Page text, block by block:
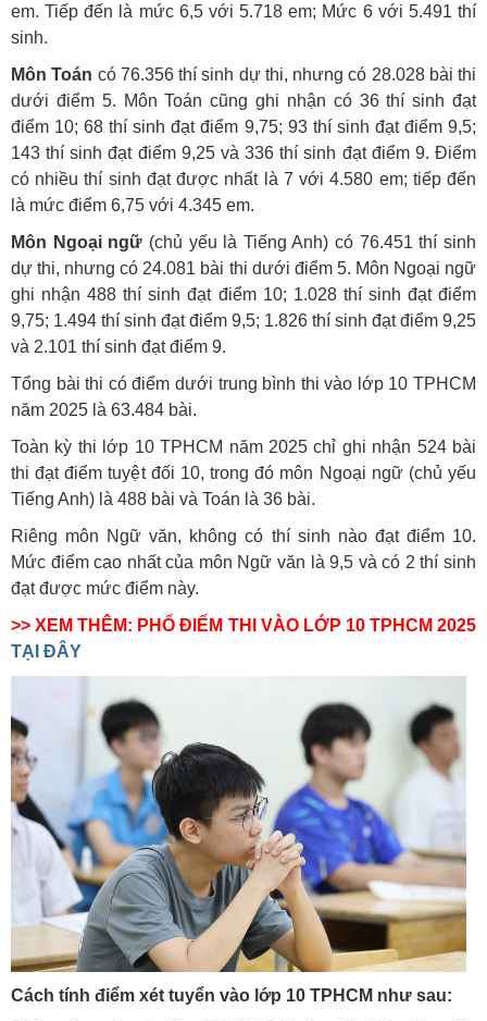
em. Tiếp đến là mức 6,5 với 5.718 em; Mức 6 với 5.491 thí
sinh.
Môn Toán có 76.356 thí sinh dự thi, nhưng có 28.028 bài thi
dưới điểm 5. Môn Toán cũng ghi nhận có 36 thí sinh đạt
điểm 10; 68 thí sinh đạt điểm 9,75; 93 thí sinh đạt điểm 9,5;
143 thí sinh đạt điểm 9,25 và 336 thí sinh đạt điểm 9. Điểm
có nhiều thí sinh đạt được nhất là 7 với 4.580 em; tiếp đến
là mức điểm 6,75 với 4.345 em.
Môn Ngoại ngữ (chủ yếu là Tiếng Anh) có 76.451 thí sinh
dự thi, nhưng có 24.081 bài thi dưới điểm 5. Môn Ngoại ngữ
ghi nhận 488 thí sinh đạt điểm 10; 1.028 thí sinh đạt điểm
9,75; 1.494 thí sinh đạt điểm 9,5; 1.826 thí sinh đạt điểm 9,25
và 2.101 thí sinh đạt điểm 9.
Tổng bài thi có điểm dưới trung bình thi vào lớp 10 TPHCM
năm 2025 là 63.484 bài.
Toàn kỳ thi lớp 10 TPHCM năm 2025 chỉ ghi nhận 524 bài
thi đạt điểm tuyệt đối 10, trong đó môn Ngoại ngữ (chủ yếu
Tiếng Anh) là 488 bài và Toán là 36 bài.
Riêng môn Ngữ văn, không có thí sinh nào đạt điểm 10.
Mức điểm cao nhất của môn Ngữ văn là 9,5 và có 2 thí sinh
đạt được mức điểm này.
>> XEM THÊM: PHỔ ĐIỂM THI VÀO LỚP 10 TPHCM 2025
TẠI ĐÂY
Cách tính điểm xét tuyển vào lớp 10 TPHCM như sau: